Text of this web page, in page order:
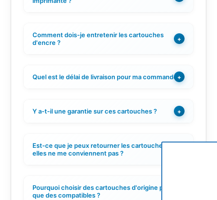
Comment dois-je entretenir les cartouches
d'encre ?
+
Quel est le délai de livraison pour ma commande ?
+
Y a-t-il une garantie sur ces cartouches ? +
Est-ce que je peux retourner les cartouches si
elles ne me conviennent pas ?
Pourquoi choisir des cartouches d'origine plutôt
que des compatibles ?